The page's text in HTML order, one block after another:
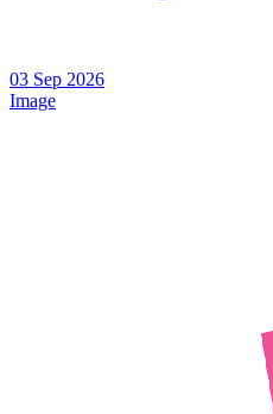
03 Sep 2026
Image